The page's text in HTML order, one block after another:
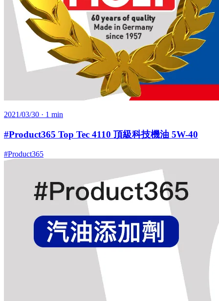
2021/03/30 · 1 min
#Product365 Top Tec 4110 頂級科技機油 5W-40
#Product365